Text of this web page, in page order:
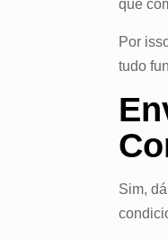
que
Por
tudo
Sim,